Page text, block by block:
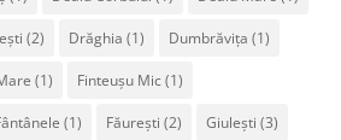
(2) Drăghia (1) Dumbrăvița (1)
(1) Finteușu Mic(1)
(1) Făurești (2) Giulești (3)